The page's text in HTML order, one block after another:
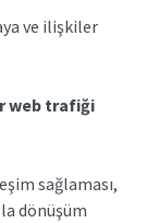
ve ilişkiler
web trafiği
sağlaması,
dönüşüm